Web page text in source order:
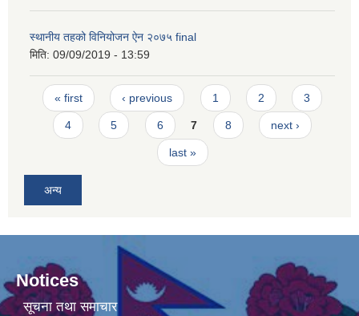
स्थानीय तहको विनियोजन ऐन २०७५ final
मिति: 09/09/2019 - 13:59
Pages
« first ‹ previous 1 2 3
4 5 6 7 8 next ›
last »
अन्य
Notices
सूचना तथा समाचार